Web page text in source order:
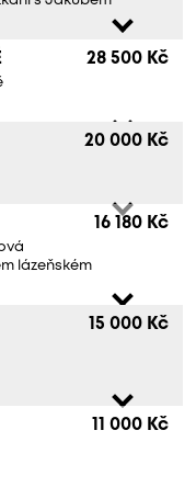
28 500 Kč
20 000 Kč
16 180 Kč
lázeňském
15 000 Kč
11 000 Kč